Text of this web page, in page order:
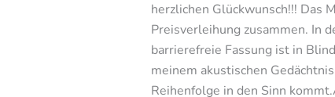
herzlichen Glückwunsch!!! Das
Preisverleihung zusammen. In
barrierefreie Fassung ist in
meinem akustischen
Reihenfolge in den Sinn